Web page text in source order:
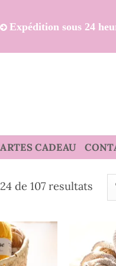
Expédition sous 24
CADEAU
de 107 resultats
au